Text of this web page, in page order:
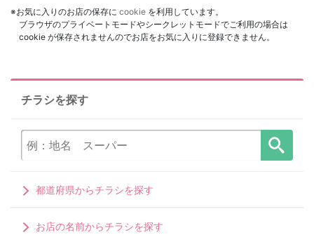
※お気に入りのお店の保存に cookie を利用しています。
ブラウザのプライベートモードやシークレットモードでご利用の場合は
cookie が保存されませんのでお店をお気に入りに登録できません。
チラシを探す
都道府県からチラシを探す
お店の名前からチラシを探す